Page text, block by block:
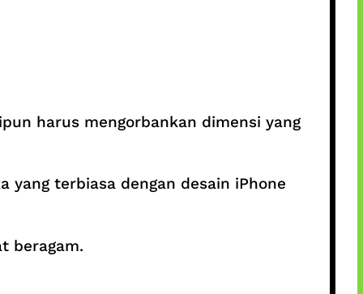
harus mengorbankan dimensi yang
yang terbiasa dengan desain iPhone
beragam.